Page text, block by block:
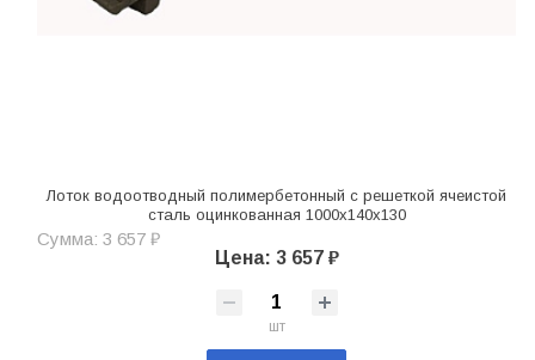
Лоток водоотводный полимербетонный с решеткой ячеистой
сталь оцинкованная 1000x140x130
Сумма: 3 657 ₽
Цена: 3 657 ₽
шт